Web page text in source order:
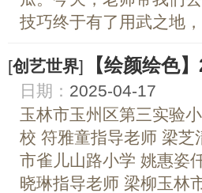
技巧终于有了用武之地
[创艺世界] 【绘颜绘色
日期： 2025-04-17
玉林市玉州区第三实验
校 符雅童指导老师 梁
市雀儿山路小学 姚惠姿
晓琳指导老师 梁柳玉林